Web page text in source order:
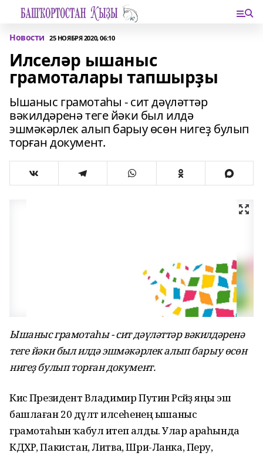
Новости 25 НОЯБРЯ 2020, 06:10
Илселәр ышаныс
грамоталары тапшырҙы
Ышаныс грамотаһы - сит дәүләттәр
вәкилдәренә теге йәки был илдә
эшмәкәрлек алып барыу өсөн нигеҙ булып
торған документ.
Ышаныс грамотаһы - сит дәүләттәр вәкилдәренә
теге йәки был илдә эшмәкәрлек алып барыу өсөн
нигеҙ булып торған документ.
Кисә Президент Владимир Путин Рәсәйҙә яңы эш
башлаған 20 дәүләт илсеһенең ышаныс
грамотаһын ҡабул итеп алды. Улар араһында
КДХР, Пакистан, Литва, Шри-Ланка, Перу,